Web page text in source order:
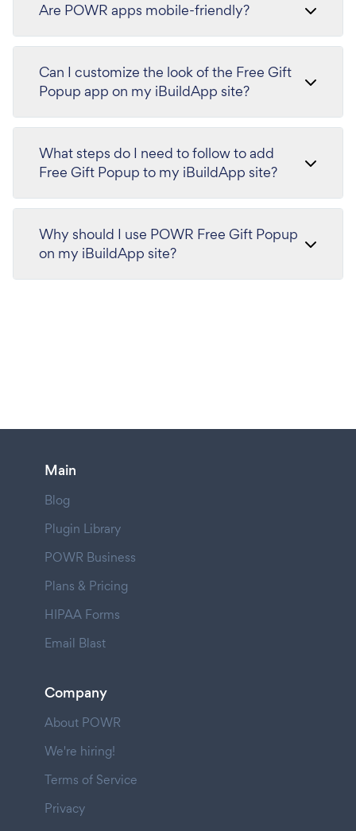
Are POWR apps mobile-friendly?
Can I customize the look of the Free Gift
Popup app on my iBuildApp site?
What steps do I need to follow to add
Free Gift Popup to my iBuildApp site?
Why should I use POWR Free Gift Popup
on my iBuildApp site?
Main
Blog
Plugin Library
POWR Business
Plans & Pricing
HIPAA Forms
Email Blast
Company
About POWR
We're hiring!
Terms of Service
Privacy